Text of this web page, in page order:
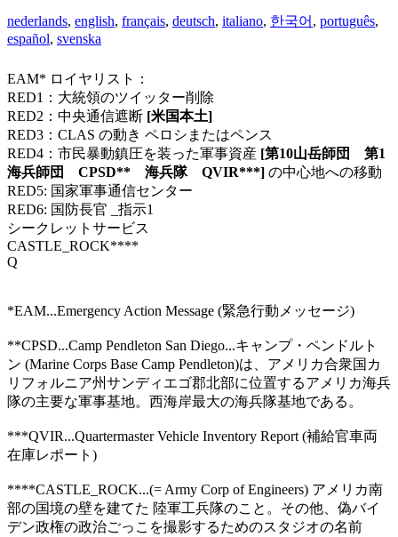
nederlands, english, français, deutsch, italiano, 한국어 , português,
español, svenska
EAM* ロイヤリスト：
RED1：大統領のツイッター削除
RED2：中央通信遮断 [米国本土]
RED3：CLAS の動き ペロシまたはペンス
RED4：市民暴動鎮圧を装った軍事資産 [第10山岳師団 第1
海兵師団 CPSD** 海兵隊 QVIR***] の中心地への移動
RED5: 国家軍事通信センター
RED6: 国防長官 _指示1
シークレットサービス
CASTLE_ROCK****
Q
*EAM...Emergency Action Message (緊急行動メッセージ)
**CPSD...Camp Pendleton San Diego...キャンプ・ペンドルト
ン (Marine Corps Base Camp Pendleton)は、アメリカ合衆国カ
リフォルニア州サンディエゴ郡北部に位置するアメリカ海兵
隊の主要な軍事基地。西海岸最大の海兵隊基地である。
***QVIR...Quartermaster Vehicle Inventory Report (補給官車両
在庫レポート)
****CASTLE_ROCK...(= Army Corp of Engineers) アメリカ南
部の国境の壁を建てた 陸軍工兵隊のこと。その他、偽バイ
デン政権の政治ごっこを撮影するためのスタジオの名前